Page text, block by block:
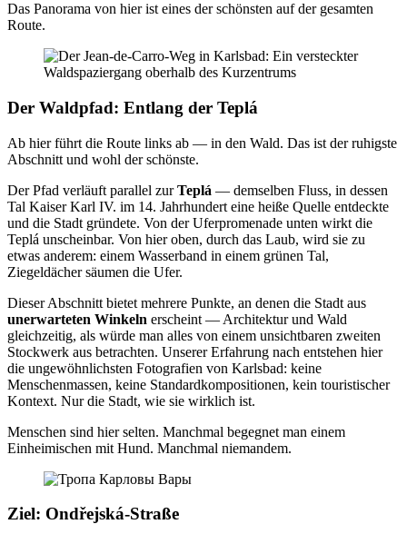
Das Panorama von hier ist eines der schönsten auf der gesamten
Route.
Der Waldpfad: Entlang der Teplá
Ab hier führt die Route links ab — in den Wald. Das ist der ruhigste
Abschnitt und wohl der schönste.
Der Pfad verläuft parallel zurTeplá — demselben Fluss, in dessen
Tal Kaiser Karl IV. im 14. Jahrhundert eine heiße Quelle entdeckte
und die Stadt gründete. Von der Uferpromenade unten wirkt die
Teplá unscheinbar. Von hier oben, durch das Laub, wird sie zu
etwas anderem: einem Wasserband in einem grünen Tal,
Ziegeldächer säumen die Ufer.
Dieser Abschnitt bietet mehrere Punkte, an denen die Stadt aus
unerwarteten Winkeln erscheint — Architektur und Wald
gleichzeitig, als würde man alles von einem unsichtbaren zweiten
Stockwerk aus betrachten. Unserer Erfahrung nach entstehen hier
die ungewöhnlichsten Fotografien von Karlsbad: keine
Menschenmassen, keine Standardkompositionen, kein touristischer
Kontext. Nur die Stadt, wie sie wirklich ist.
Menschen sind hier selten. Manchmal begegnet man einem
Einheimischen mit Hund. Manchmal niemandem.
Ziel: Ondřejská-Straße